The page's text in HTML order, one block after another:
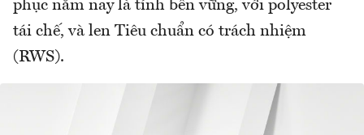
phục năm nay là tính bền vững, với polyester
tái chế, và len Tiêu chuẩn có trách nhiệm
(RWS).